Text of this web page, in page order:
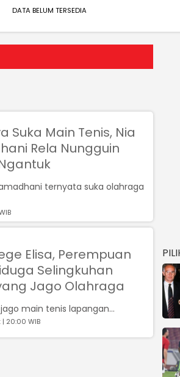
DATA BELUM TERSEDIA
Suka Main Tenis, Nia
Rela Nungguin
ternyata suka olahraga
Elisa, Perempuan
Selingkuhan
Jago Olahraga
main tenis lapangan...
20:00 WIB